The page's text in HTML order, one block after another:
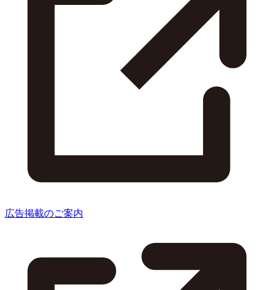
広告掲載のご案内